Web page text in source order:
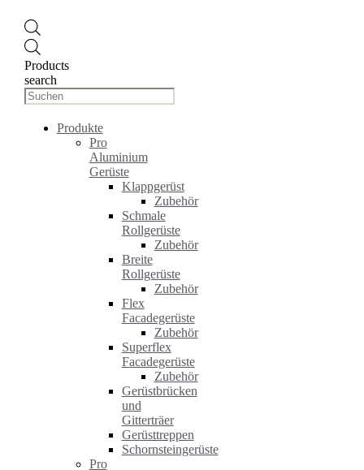
Products
search
Produkte
Pro
Aluminium
Gerüste
Klappgerüst
Zubehör
Schmale
Rollgerüste
Zubehör
Breite
Rollgerüste
Zubehör
Flex
Facadegerüste
Zubehör
Superflex
Facadegerüste
Zubehör
Gerüstbrücken
und
Gitterträer
Gerüsttreppen
Schornsteingerüste
Pro